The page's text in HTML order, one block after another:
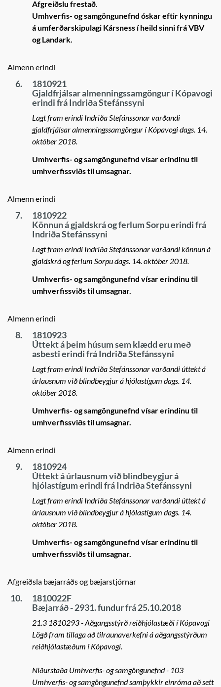
Afgreiðslu frestað.
Umhverfis- og samgöngunefnd óskar eftir kynningu
á umferðarskipulagi Kársness í heild sinni frá VBV
og Landark.
Almenn erindi
6.
1810921
Gjaldfrjálsar almenningssamgöngur í Kópavogi
erindi frá Indriða Stefánssyni
Lagt fram erindi Indriða Stefánssonar varðandi
gjaldfrjálsar almenningssamgöngur í Kópavogi dags. 14.
október 2018.
Umhverfis- og samgöngunefnd vísar erindinu til
umhverfissviðs til umsagnar.
Almenn erindi
7.
1810922
Könnun á gjaldskrá og ferlum Sorpu erindi frá
Indriða Stefánssyni
Lagt fram erindi Indriða Stefánssonar varðandi könnun á
gjaldskrá og ferlum Sorpu dags. 14. október 2018.
Umhverfis- og samgöngunefnd vísar erindinu til
umhverfissviðs til umsagnar.
Almenn erindi
8.
1810923
Úttekt á þeim húsum sem klædd eru með
asbesti erindi frá Indriða Stefánssyni
Lagt fram erindi Indriða Stefánssonar varðandi úttekt á
úrlausnum við blindbeygjur á hjólastígum dags. 14.
október 2018.
Umhverfis- og samgöngunefnd vísar erindinu til
umhverfissviðs til umsagnar.
Almenn erindi
9.
1810924
Úttekt á úrlausnum við blindbeygjur á
hjólastígum erindi frá Indriða Stefánssyni
Lagt fram erindi Indriða Stefánssonar varðandi úttekt á
úrlausnum við blindbeygjur á hjólastígum dags. 14.
október 2018.
Umhverfis- og samgöngunefnd vísar erindinu til
umhverfissviðs til umsagnar.
Afgreiðsla bæjarráðs og bæjarstjórnar
10.
1810022F
Bæjarráð - 2931. fundur frá 25.10.2018
21.3 1810293 - Aðgangsstýrð reiðhjólastæði í Kópavogi
Lögð fram tillaga að tilraunaverkefni á aðgangsstýrðum
reiðhjólastæðum í Kópavogi.
Niðurstaða Umhverfis- og samgöngunefnd - 103
Umhverfis- og samgöngunefnd samþykkir einróma að sett